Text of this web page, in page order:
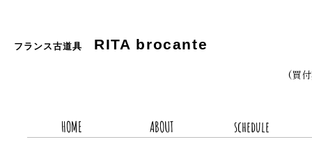
フランス古道具 RITA brocante
(買
HOME ABOUT schedule